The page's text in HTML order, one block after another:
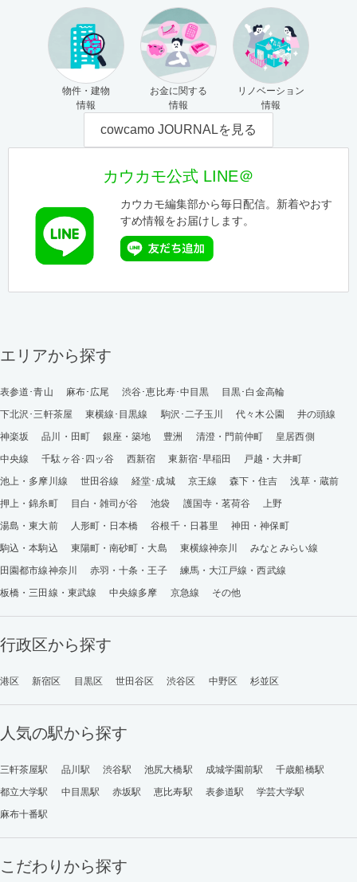
物件・建物
情報
お金に関する
情報
リノベーション
情報
cowcamo JOURNALを見る
カウカモ公式 LINE＠
カウカモ編集部から毎日配信。新着やおす
すめ情報をお届けします。
エリアから探す
表参道･青山 麻布･広尾 渋谷･恵比寿･中目黒
目黒･白金高輪
下北沢･三軒茶屋
東横線･目黒線 駒沢･二子玉川 代々木公園
井の頭線
神楽坂
品川・田町 銀座・築地 豊洲 清澄・門前仲町
皇居西側
中央線
千駄ヶ谷･四ッ谷 西新宿 東新宿･早稲田
戸越・大井町
池上・多摩川線
世田谷線 経堂･成城 京王線 森下・住吉
浅草・蔵前
押上・錦糸町
目白・雑司が谷 池袋 護国寺・茗荷谷
上野
湯島・東大前
人形町・日本橋 谷根千・日暮里
神田・神保町
駒込・本駒込
東陽町・南砂町・大島 東横線神奈川
みなとみらい線
田園都市線神奈川
赤羽・十条・王子
練馬・大江戸線・西武線
板橋・三田線・東武線
中央線多摩 京急線 その他
行政区から探す
港区 新宿区 目黒区 世田谷区 渋谷区 中野区 杉並区
人気の駅から探す
三軒茶屋駅 品川駅 渋谷駅 池尻大橋駅 成城学園前駅
千歳船橋駅
都立大学駅
中目黒駅 赤坂駅 恵比寿駅 表参道駅
学芸大学駅
麻布十番駅
こだわりから探す